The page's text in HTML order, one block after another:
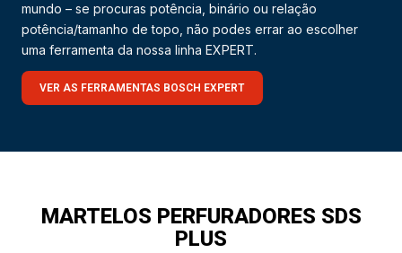
mundo – se procuras potência, binário ou relação
potência/tamanho de topo, não podes errar ao escolher
uma ferramenta da nossa linha EXPERT.
VER AS FERRAMENTAS BOSCH EXPERT
MARTELOS PERFURADORES SDS
PLUS